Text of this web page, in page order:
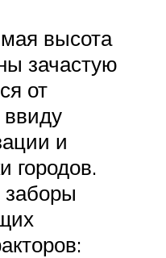
высота
зачастую
от
ввиду
и
городов.